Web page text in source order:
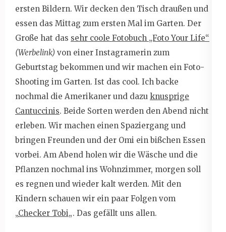
ersten Bildern. Wir decken den Tisch draußen und
essen das Mittag zum ersten Mal im Garten. Der
Große hat das sehr coole Fotobuch „Foto Your Life“
(Werbelink) von einer Instagramerin zum
Geburtstag bekommen und wir machen ein Foto-
Shooting im Garten. Ist das cool. Ich backe
nochmal die Amerikaner und dazu knusprige
Cantuccinis. Beide Sorten werden den Abend nicht
erleben. Wir machen einen Spaziergang und
bringen Freunden und der Omi ein bißchen Essen
vorbei. Am Abend holen wir die Wäsche und die
Pflanzen nochmal ins Wohnzimmer, morgen soll
es regnen und wieder kalt werden. Mit den
Kindern schauen wir ein paar Folgen vom
„Checker Tobi„. Das gefällt uns allen.